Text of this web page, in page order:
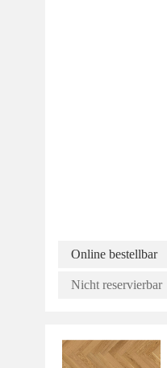
Online bestellbar
Nicht reservierbar